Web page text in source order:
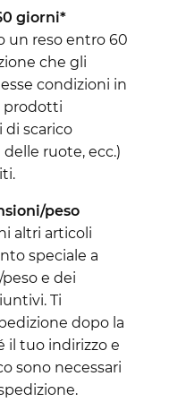
giorni*
un reso entro 60
che gli
condizioni in
prodotti
di scarico
ruote, ecc.)
peso
altri articoli
speciale a
e dei
Ti
dopo la
il tuo indirizzo e
sono necessari